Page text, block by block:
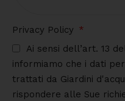
Privacy Policy
Ai sensi dell’art. 13
informiamo che i dati
trattati da Giardini
rispondere alle Sue